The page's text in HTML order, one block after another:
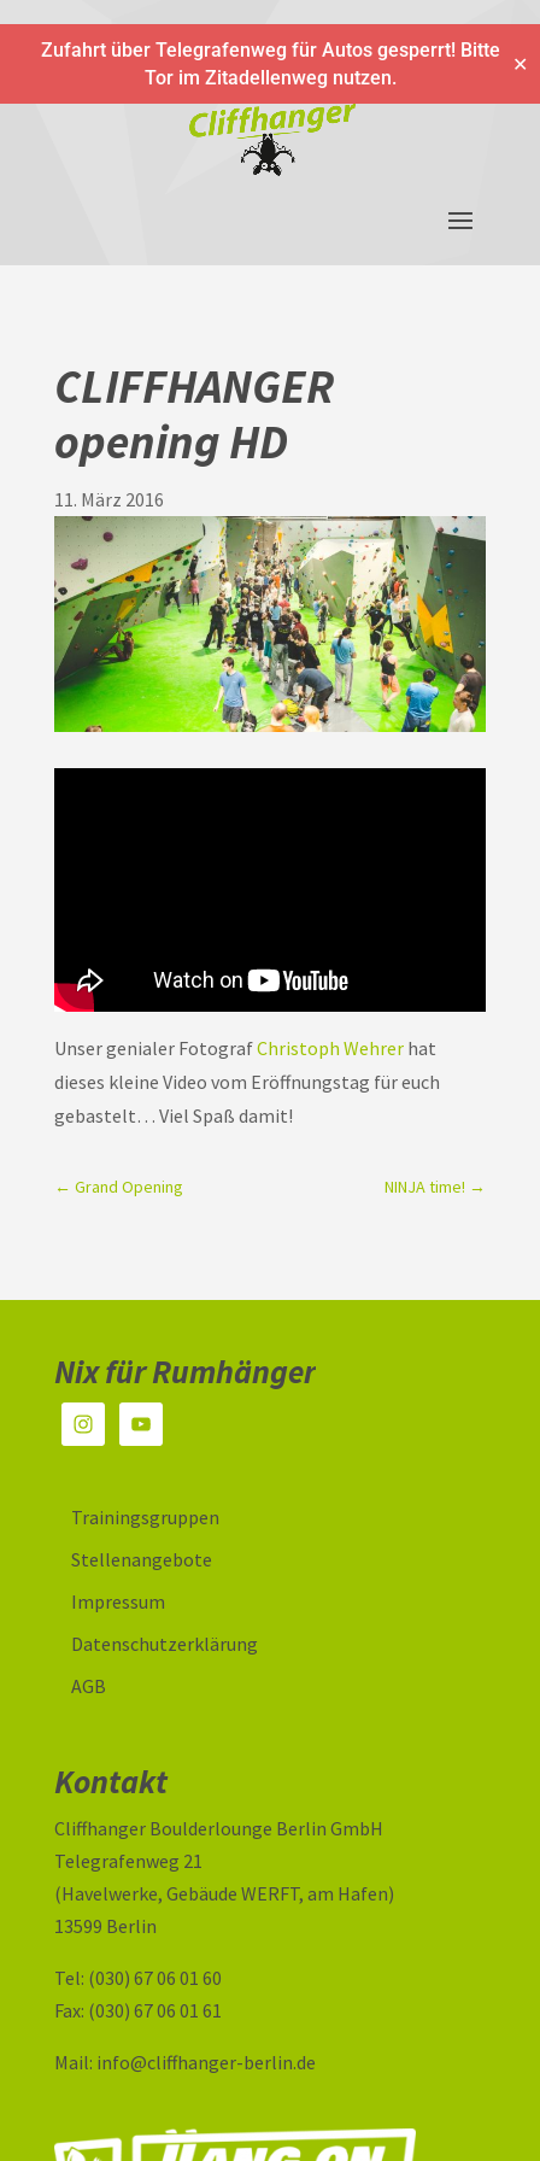
Zufahrt über Telegrafenweg für Autos gesperrt! Bitte
Tor im Zitadellenweg nutzen.
✕
CLIFFHANGER
opening HD
11. März 2016
Unser genialer FotografChristoph Wehrerhat
dieses kleine Video vom Eröffnungstag für euch
gebastelt… Viel Spaß damit!
← Grand Opening NINJA time! →
Nix für Rumhänger
Trainingsgruppen
Stellenangebote
Impressum
Datenschutzerklärung
AGB
Kontakt
Cliffhanger Boulderlounge Berlin GmbH
Telegrafenweg 21
(Havelwerke, Gebäude WERFT, am Hafen)
13599 Berlin
Tel: (030) 67 06 01 60
Fax: (030) 67 06 01 61
Mail: info@cliffhanger-berlin.de